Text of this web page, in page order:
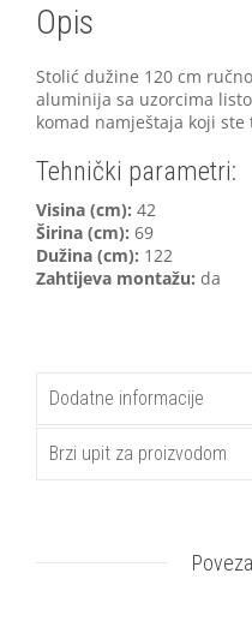
Opis
Stolić dužine 120 cm
aluminija sa uzorcima
komad namještaja koji ste
Tehnički parametri:
Visina (cm): 42
Širina (cm): 69
Dužina (cm): 122
Zahtijeva montažu: da
Dodatne informacije
Brzi upit za proizvodom